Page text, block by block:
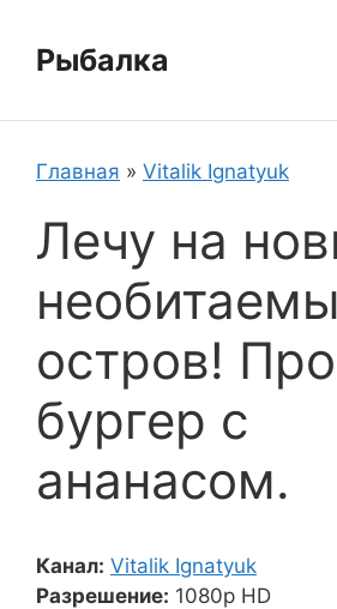
содержимому
Рыбалка
Главная » Vitalik Ignatyuk
Лечу на
остров!
бургер с
ананасом.
Канал: Vitalik Ignatyuk
Разрешение: 1080p HD